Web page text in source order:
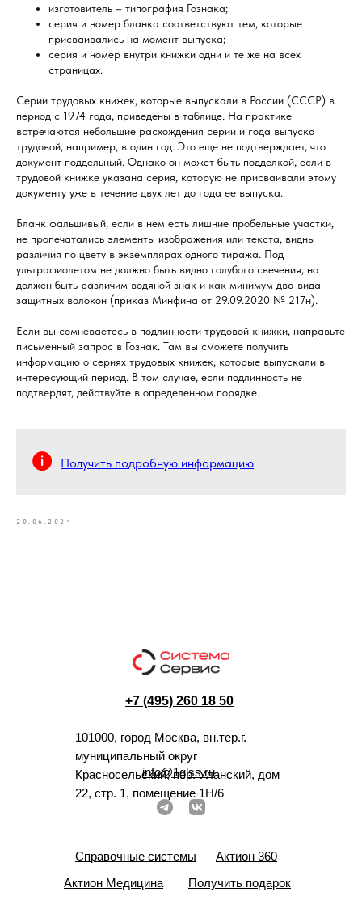
изготовитель – типография Гознака;
серия и номер бланка соответствуют тем, которые
присваивались на момент выпуска;
серия и номер внутри книжки одни и те же на всех
страницах.
Серии трудовых книжек, которые выпускали в России (СССР) в
период с 1974 года, приведены в таблице. На практике
встречаются небольшие расхождения серии и года выпуска
трудовой, например, в один год. Это еще не подтверждает, что
документ поддельный. Однако он может быть подделкой, если в
трудовой книжке указана серия, которую не присваивали этому
документу уже в течение двух лет до года ее выпуска.
Бланк фальшивый, если в нем есть лишние пробельные участки,
не пропечатались элементы изображения или текста, видны
различия по цвету в экземплярах одного тиража. Под
ультрафиолетом не должно быть видно голубого свечения, но
должен быть различим водяной знак и как минимум два вида
защитных волокон (приказ Минфина от 29.09.2020 № 217н).
Если вы сомневаетесь в подлинности трудовой книжки, направьте
письменный запрос в Гознак. Там вы сможете получить
информацию о сериях трудовых книжек, которые выпускали в
интересующий период. В том случае, если подлинность не
подтвердят, действуйте в определенном порядке.
Получить подробную информацию
20.06.2024
+7 (495) 260 18 50
101000, город Москва, вн.тер.г.
муниципальный округ
Красносельский, пер. Уланский, дом
22, стр. 1, помещение 1Н/6
info@1glss.ru
Справочные системы
Актион 360
Актион Медицина
Получить подарок